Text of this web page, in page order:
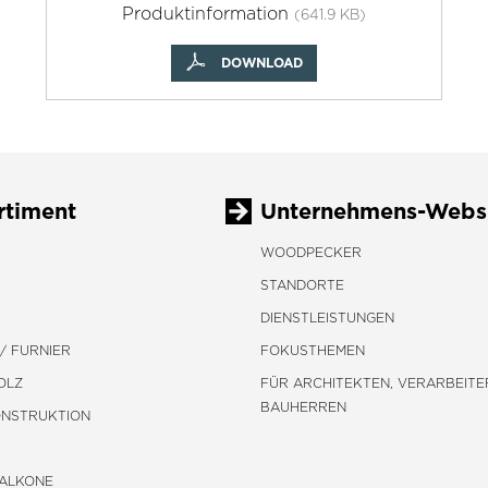
Produktinformation (641.9 KB)
DOWNLOAD
FURNIER
Unternehmens-
WOODPECKER
STANDORTE
DIENSTLEISTUNGEN
FOKUSTHEMEN
FÜR ARCHITEKTEN,
BAUHERREN